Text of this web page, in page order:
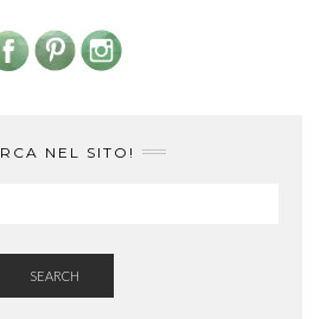
NEL SITO!
SEARCH